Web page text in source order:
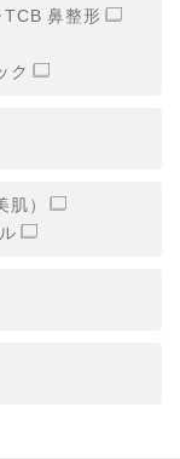
TCB 鼻整形
ク
）